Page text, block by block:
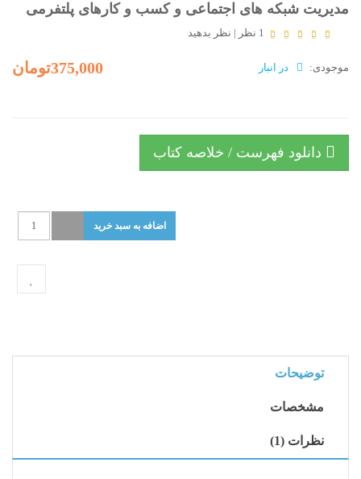
مدیریت شبکه های اجتماعی و کسب و کارهای پلتفرمی
1 نظر | نظر بدهید
موجودی: در انبار 375,000تومان
دانلود فهرست / خلاصه کتاب
توضیحات
مشخصات
نظرات (1)